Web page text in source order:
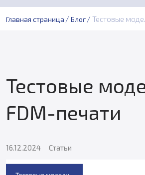
Главная страница / Блог / Тестовые
Тестовые
FDM-печати
16.12.2024 Статьи